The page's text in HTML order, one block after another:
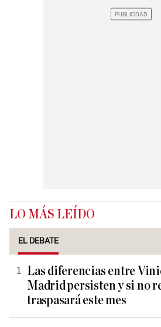
LO MÁS LEÍDO
EL DEBATE
Las diferencias entre
Madrid persisten y si no
traspasará este mes